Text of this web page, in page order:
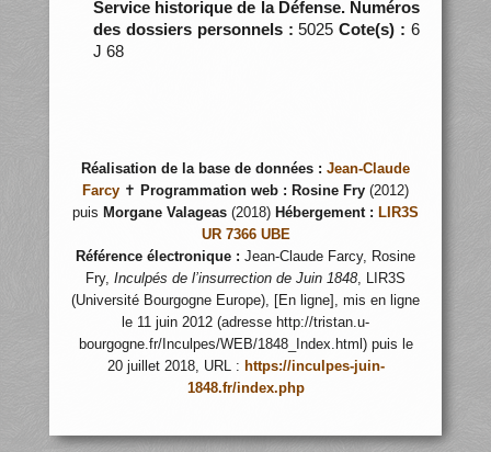
Service historique de la Défense. Numéros
des dossiers personnels :5025Cote(s) : 6
J 68
Réalisation de la base de données : Jean-Claude
Farcy ✝ Programmation web : Rosine Fry (2012)
puis Morgane Valageas (2018) Hébergement : LIR3S
UR 7366 UBE
Référence électronique : Jean-Claude Farcy, Rosine
Fry, Inculpés de l’insurrection de Juin 1848, LIR3S
(Université Bourgogne Europe), [En ligne], mis en ligne
le 11 juin 2012 (adresse http://tristan.u-
bourgogne.fr/Inculpes/WEB/1848_Index.html) puis le
20 juillet 2018, URL : https://inculpes-juin-
1848.fr/index.php